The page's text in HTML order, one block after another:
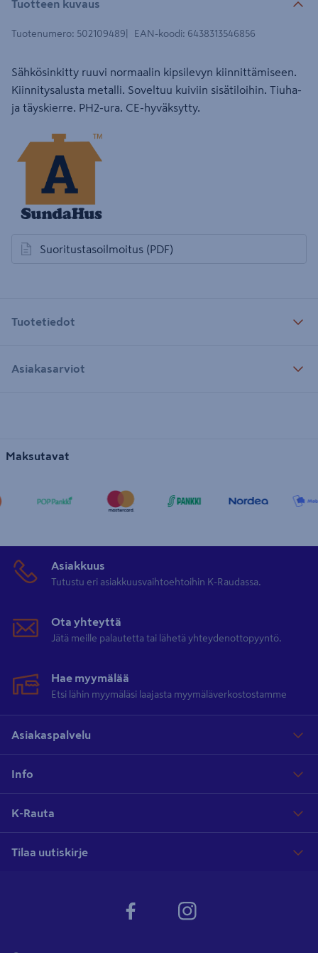
Tuotteen kuvaus
Tuotenumero: 502109489 EAN-koodi: 6438313546856
Sähkösinkitty ruuvi normaalin kipsilevyn kiinnittämiseen.
Kiinnitysalusta metalli. Soveltuu kuiviin sisätiloihin. Tiuha-
ja täyskierre. PH2-ura. CE-hyväksytty.
Suoritustasoilmoitus (PDF)
avautuu uuteen välilehteen
Tuotetiedot
Asiakasarviot
Maksutavat
Asiakkuus
Tutustu eri asiakkuusvaihtoehtoihin K-Raudassa.
Ota yhteyttä
Jätä meille palautetta tai lähetä yhteydenottopyyntö.
Hae myymälää
Etsi lähin myymäläsi laajasta myymäläverkostostamme
Asiakaspalvelu
Info
K-Rauta
Tilaa uutiskirje